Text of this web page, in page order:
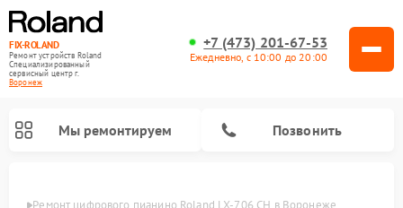
FIX-ROLAND
Ремонт устройств Roland
Специализированный
cервисный центр г.
Воронеж
+7 (473) 201-67-53
Ежедневно, с 10:00 до 20:00
Мы ремонтируем Позвонить